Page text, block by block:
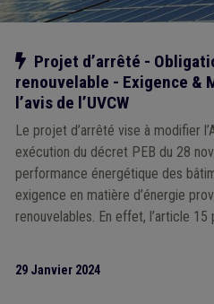
Notre action
Projet d’arrêté -
renouvelable - Exigence &
l’avis de l’UVCW
Le projet d’arrêté vise à modifier
exécution du décret PEB du 28
performance énergétique des
exigence en matière d’énergie
renouvelables. En effet, l’article
29 Janvier 2024